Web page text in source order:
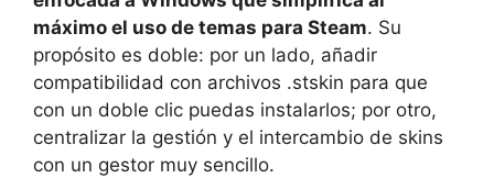
máximo el uso de temas para Steam. Su
propósito es doble: por un lado, añadir
compatibilidad con archivos .stskin para que
con un doble clic puedas instalarlos; por otro,
centralizar la gestión y el intercambio de skins
con un gestor muy sencillo.